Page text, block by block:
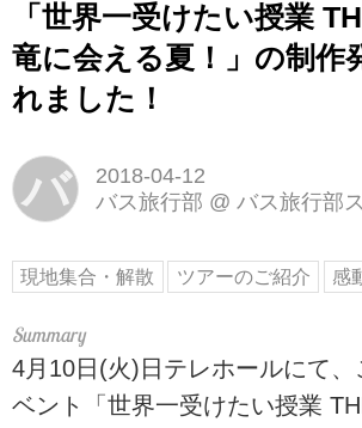
「世界一受けたい授業
竜に会える夏！」の制作
れました！
バ
2018-04-12
バス旅行部 @ バス旅行部
現地集合・解散 ツアーのご紹介 感
4月10日(火)日テレホールにて、
ベント「世界一受けたい授業